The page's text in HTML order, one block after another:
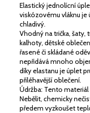
Elastický jednolícní
viskózovému vláknu je
chladivý.
Vhodný na trička, šaty,
kalhoty, dětské
řasené či skládané
nepřidává mnoho
díky elastanu je úplet
přiléhavější oblečení.
Údržba: Tento
Nebělit, chemicky
předem vyzkoušet
LEHKÁ
SPORTOVNÍ
PLÁŠŤOVKA
ŠALVĚJ
MATNÁ
259
Kč